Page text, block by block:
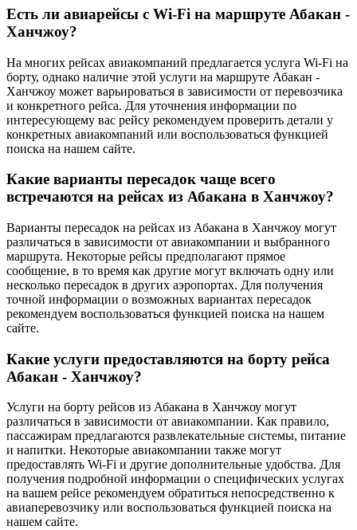
Есть ли авиарейсы с Wi-Fi на маршруте Абакан -
Ханчжоу?
На многих рейсах авиакомпаний предлагается услуга Wi-Fi на
борту, однако наличие этой услуги на маршруте Абакан -
Ханчжоу может варьироваться в зависимости от перевозчика
и конкретного рейса. Для уточнения информации по
интересующему вас рейсу рекомендуем проверить детали у
конкретных авиакомпаний или воспользоваться функцией
поиска на нашем сайте.
Какие варианты пересадок чаще всего
встречаются на рейсах из Абакана в Ханчжоу?
Варианты пересадок на рейсах из Абакана в Ханчжоу могут
различаться в зависимости от авиакомпании и выбранного
маршрута. Некоторые рейсы предполагают прямое
сообщение, в то время как другие могут включать одну или
несколько пересадок в других аэропортах. Для получения
точной информации о возможных вариантах пересадок
рекомендуем воспользоваться функцией поиска на нашем
сайте.
Какие услуги предоставляются на борту рейса
Абакан - Ханчжоу?
Услуги на борту рейсов из Абакана в Ханчжоу могут
различаться в зависимости от авиакомпании. Как правило,
пассажирам предлагаются развлекательные системы, питание
и напитки. Некоторые авиакомпании также могут
предоставлять Wi-Fi и другие дополнительные удобства. Для
получения подробной информации о специфических услугах
на вашем рейсе рекомендуем обратиться непосредственно к
авиаперевозчику или воспользоваться функцией поиска на
нашем сайте.